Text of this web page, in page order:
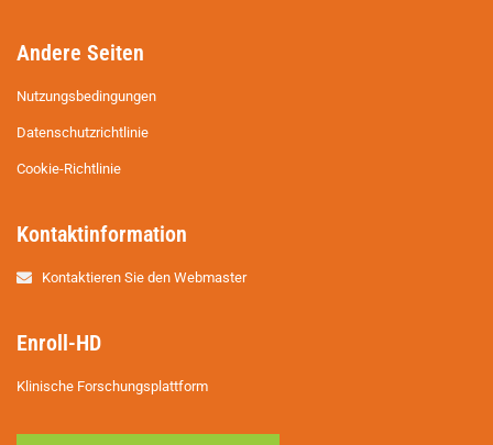
Andere Seiten
Nutzungsbedingungen
Datenschutzrichtlinie
Cookie-Richtlinie
Kontaktinformation
Kontaktieren Sie den Webmaster
Enroll-HD
Klinische Forschungsplattform